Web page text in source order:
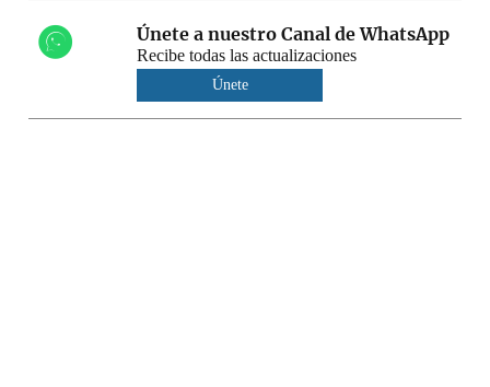
Únete a nuestro Canal de WhatsApp
Recibe todas las actualizaciones
Únete